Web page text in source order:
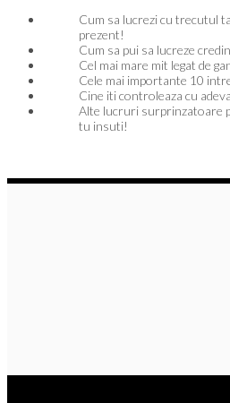
Cum sa lucrezi cu trecutul
prezent!
Cum sa pui sa lucreze
Cel mai mare mit legat de
Cele mai importante 10
Cine iti controleaza cu
Alte lucruri surprinzatoare
tu insuti!